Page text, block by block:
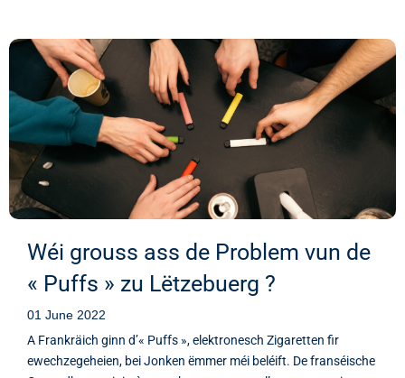
Wéi grouss ass de Problem vun de
« Puffs » zu Lëtzebuerg ?
01 June 2022
A Frankräich ginn d’« Puffs », elektronesch Zigaretten fir
ewechzegeheien, bei Jonken ëmmer méi beléift. De franséische